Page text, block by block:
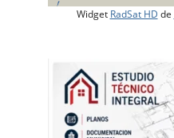
Widget RadSat HD de